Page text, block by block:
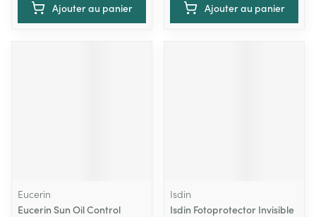
Ajouter au panier Ajouter au panier
Eucerin
Eucerin Sun Oil Control
Isdin
Isdin Fotoprotector Invisible